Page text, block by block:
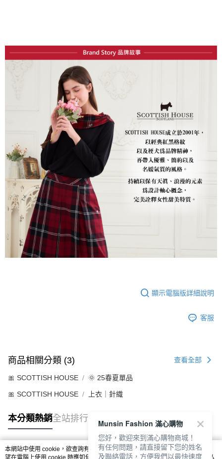
顯示電腦版詳細說明
客服
商品相關分類 (3) 查看全部
🎀 SCOTTISH HOUSE 🌞 25春夏單品
🎀 SCOTTISH HOUSE 上衣｜針織
本分類熱銷全站排行
熱門標籤
本網站中使用 cookie，欲查詢有關本網站使用 cookie 方式之詳情，及若您不希
望在電腦上使用 cookie 時應如何變更電腦的 cookie 設定，請參閱本網站「
隱私
Munsin Fashion 滿心購物
您好，歡迎來到滿心購物商城！
有任何問題，請直接留下您的姓名
及聯絡電話，方便我們以最快速度